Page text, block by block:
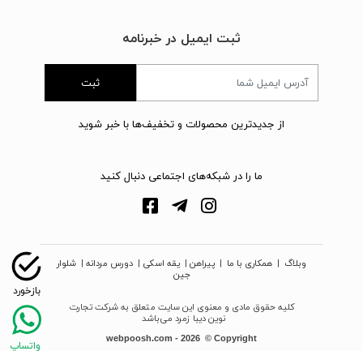
ثبت ایمیل در خبرنامه
ثبت
از جدیدترین محصولات و تخفیف‌ها با خبر شوید
ما را در شبکه‌های اجتماعی دنبال کنید
وبلاگ | همکاری با ما | پیراهن | یقه اسکی | دورس مردانه | شلوار
جین
کلیه حقوق مادی و معنوی این سایت متعلق به شرکت تجارت
نوین دیبا زمرد می‌باشد
webpoosh.com - 2026 © Copyright